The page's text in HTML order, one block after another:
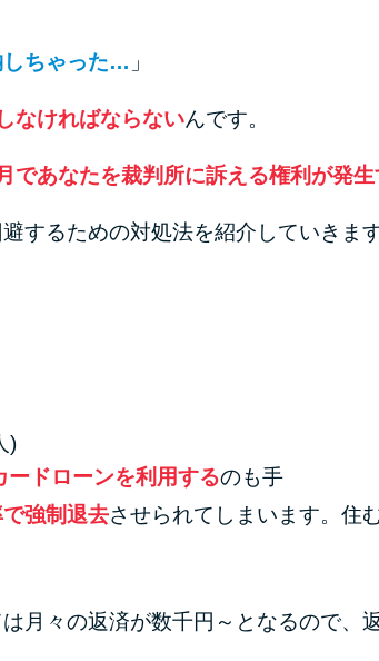
しちゃった… 」
なければならないんです。
であなたを裁判所に訴える権利が発生
するための対処法を紹介していきます
)
ードローンを利用するのも手
強制退去させられてしまいます。住
月々の返済が数千円～となるので、